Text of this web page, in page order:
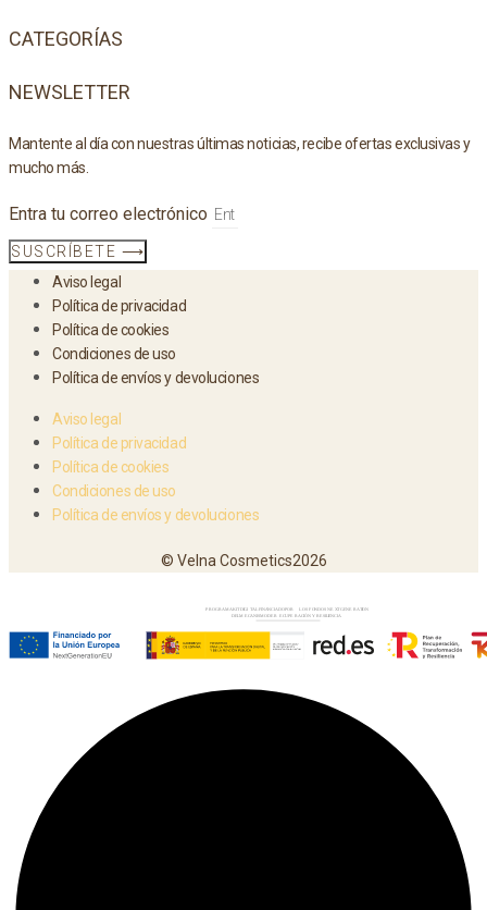
CATEGORÍAS
NEWSLETTER
Mantente al día con nuestras últimas noticias, recibe ofertas exclusivas y
mucho más.
Entra tu correo electrónico
SUSCRÍBETE ⟶
Aviso legal
Política de privacidad
Política de cookies
Condiciones de uso
Política de envíos y devoluciones
Aviso legal
Política de privacidad
Política de cookies
Condiciones de uso
Política de envíos y devoluciones
© Velna Cosmetics2026